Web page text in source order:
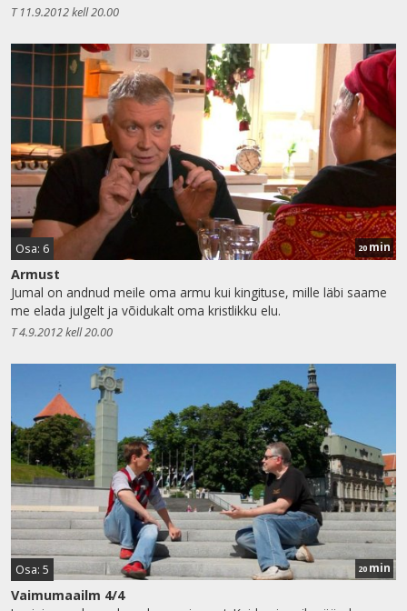
T 11.9.2012 kell 20.00
Osa: 6 20 min
Armust
Jumal on andnud meile oma armu kui kingituse, mille läbi saame
me elada julgelt ja võidukalt oma kristlikku elu.
T 4.9.2012 kell 20.00
Osa: 5 20 min
Vaimumaailm 4/4